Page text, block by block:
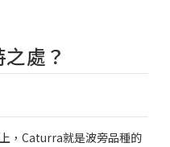
處？
，Caturra就是波旁品種的